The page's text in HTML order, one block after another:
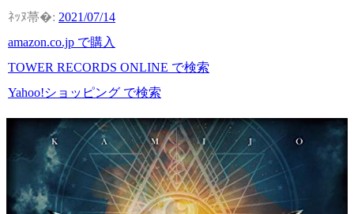
2021/07/14
amazon.co.jp で購入
TOWER RECORDS ONLINE で検索
Yahoo!ショッピング で検索